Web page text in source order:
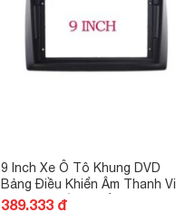
9 Inch Xe Ô Tô Khung DVD
Bảng Điều Khiển Âm Thanh
Bộ Bảng Điều Khiển Đài Phát
389.333 đ